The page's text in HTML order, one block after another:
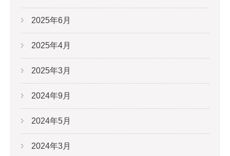
2025年6月
2025年4月
2025年3月
2024年9月
2024年5月
2024年3月